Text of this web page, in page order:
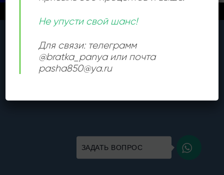
ЗАДАТЬ ВОПРОС
Не упусти свой шанс!
Для связи: телеграмм
@bratka_panya или почта
pasha850@ya.ru